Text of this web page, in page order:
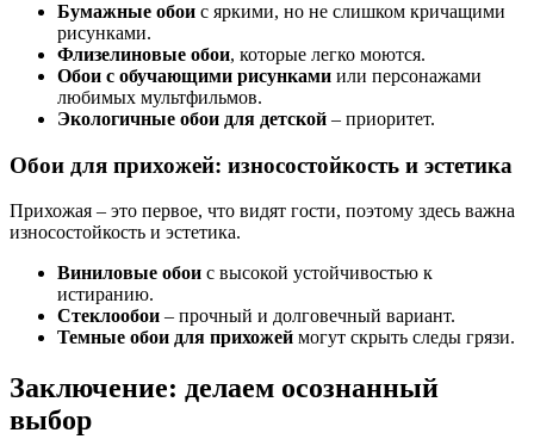
Бумажные обои с яркими, но не слишком кричащими
рисунками.
Флизелиновые обои, которые легко моются.
Обои с обучающими рисунками или персонажами
любимых мультфильмов.
Экологичные обои для детской – приоритет.
Обои для прихожей: износостойкость и эстетика
Прихожая – это первое, что видят гости, поэтому здесь важна
износостойкость и эстетика.
Виниловые обои с высокой устойчивостью к
истиранию.
Стеклообои – прочный и долговечный вариант.
Темные обои для прихожей могут скрыть следы грязи.
Заключение: делаем осознанный
выбор